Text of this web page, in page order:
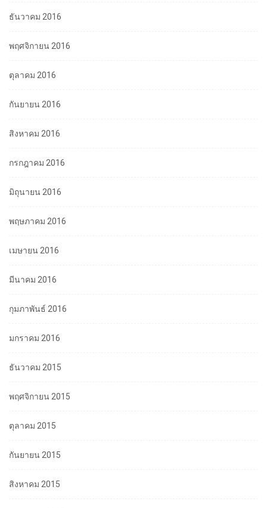
ธันวาคม 2016
พฤศจิกายน 2016
ตุลาคม 2016
กันยายน 2016
สิงหาคม 2016
กรกฎาคม 2016
มิถุนายน 2016
พฤษภาคม 2016
เมษายน 2016
มีนาคม 2016
กุมภาพันธ์ 2016
มกราคม 2016
ธันวาคม 2015
พฤศจิกายน 2015
ตุลาคม 2015
กันยายน 2015
สิงหาคม 2015